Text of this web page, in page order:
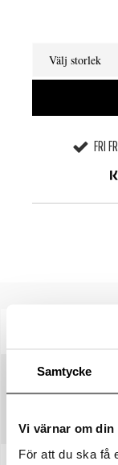
Samtycke
Vi värnar om
För att du ska få
Välj storlek
FRI
STORLEKSGUIDE
SKÖTSELRÅD